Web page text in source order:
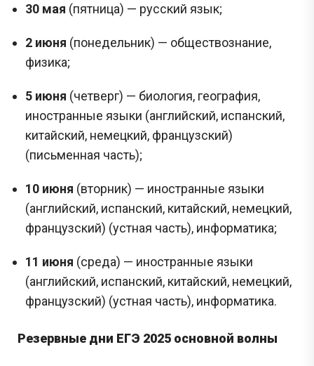
30 мая (пятница) — русский язык;
2 июня (понедельник) — обществознание,
физика;
5 июня (четверг) — биология, география,
иностранные языки (английский, испанский,
китайский, немецкий, французский)
(письменная часть);
10 июня (вторник) — иностранные языки
(английский, испанский, китайский, немецкий,
французский) (устная часть), информатика;
11 июня (среда) — иностранные языки
(английский, испанский, китайский, немецкий,
французский) (устная часть), информатика.
Резервные дни ЕГЭ 2025 основной волны